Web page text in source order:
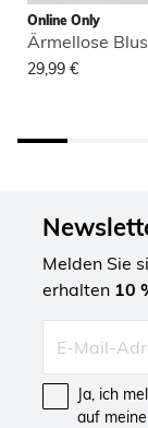
Online Only
Ärmellose
29,99 €
Melden Sie
erhalten 10
Ja, ich
auf